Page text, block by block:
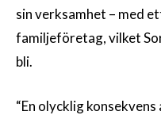
sin verksamhet – med
familjeföretag, vilket
bli.
“En olycklig